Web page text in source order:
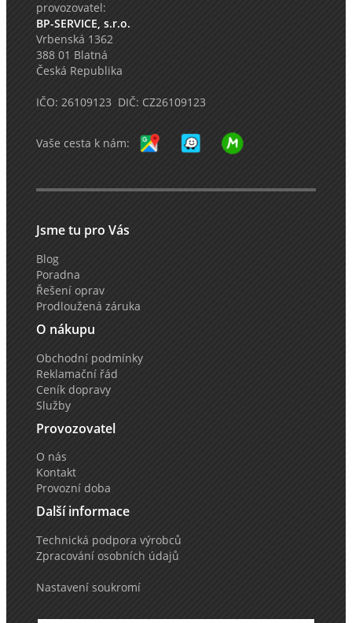
provozovatel:
BP-SERVICE, s.r.o.
Vrbenská 1362
388 01 Blatná
Česká Republika
IČO: 26109123 DIČ: CZ26109123
Vaše cesta k nám:
Jsme tu pro Vás
Blog
Poradna
Řešení oprav
Prodloužená záruka
O nákupu
Obchodní podmínky
Reklamační řád
Ceník dopravy
Služby
Provozovatel
O nás
Kontakt
Provozní doba
Další informace
Technická podpora výrobců
Zpracování osobních údajů
Nastavení soukromí